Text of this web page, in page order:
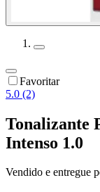
Favoritar
5.0 (2)
Tonalizante
Intenso 1.0
Vendido e entregue